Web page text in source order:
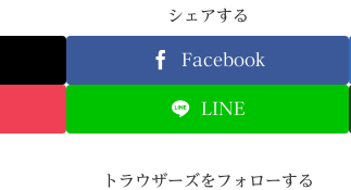
シェアする
Facebook
LINE
トラウザーズをフォローする